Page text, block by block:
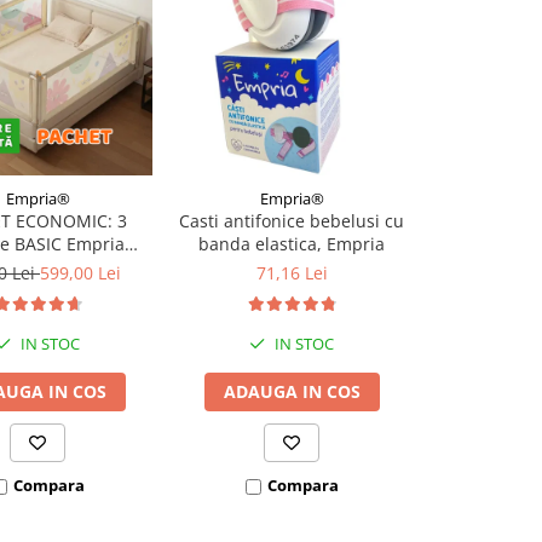
Empria®
ECONOMIC: 3
BASIC Empria
pat 180X200 cm +
Lei599,00 Lei
IN STOC
IN COS
Compara
Empria®
Casti antifonice bebelusi cu
banda elastica, Empria
71,16 Lei
IN STOC
ADAUGA IN COS
Compara